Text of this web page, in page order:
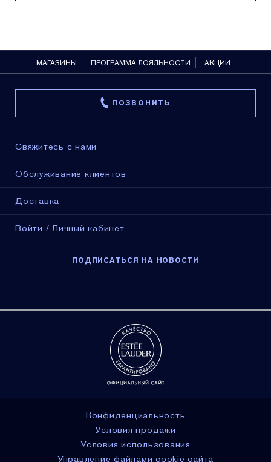
МАГАЗИНЫ ПРОГРАММА ЛОЯЛЬНОСТИ АКЦИИ
ПОЗВОНИТЬ
Свяжитесь с нами
Обслуживание клиентов
Доставка
Войти / Личный кабинет
ПОДПИСАТЬСЯ НА НОВОСТИ
Конфиденциальность
Условия продажи
Условия использования
Управление файлами cookie сайта